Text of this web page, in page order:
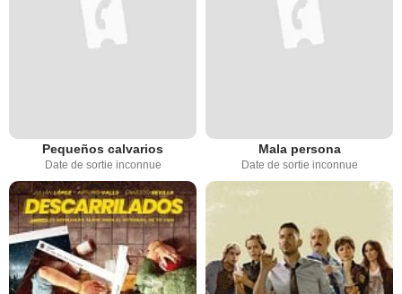
Pequeños calvarios
Date de sortie inconnue
Mala persona
Date de sortie inconnue